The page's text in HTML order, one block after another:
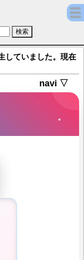
Grand Order
していました。現在
navi ▽